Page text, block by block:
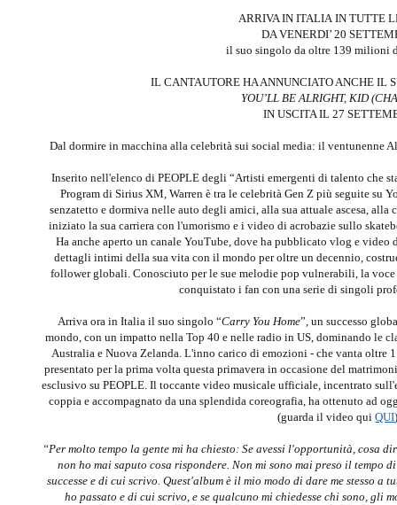
ARRIVA IN ITALIA IN TUTTE
DA VENERDI’ 20
il suo singolo da oltre 139 milioni
IL CANTAUTORE HA ANNUNCIATO ANCHE IL
YOU’LL BE ALRIGHT, KID
IN USCITA IL 27
Dal dormire in macchina alla celebrità sui social media: il ventunenne
Inserito nell'elenco di PEOPLE degli “Artisti emergenti di talento che
Program di Sirius XM, Warren è tra le celebrità Gen Z più seguite su
senzatetto e dormiva nelle auto degli amici, alla sua attuale ascesa,
iniziato la sua carriera con l'umorismo e i video di acrobazie sullo
Ha anche aperto un canale YouTube, dove ha pubblicato vlog e
dettagli intimi della sua vita con il mondo per oltre un decennio,
follower globali. Conosciuto per le sue melodie pop vulnerabili, la voce
conquistato i fan con una serie di singoli
Arriva ora in Italia il suo singolo “Carry You Home”, un successo
mondo, con un impatto nella Top 40 e nelle radio in US, dominando le
Australia e Nuova Zelanda. L'inno carico di emozioni - che vanta oltre
presentato per la prima volta questa primavera in occasione del
esclusivo su PEOPLE. Il toccante video musicale ufficiale, incentrato
coppia e accompagnato da una splendida coreografia, ha ottenuto ad
(guarda il video quiQUI
“Per molto tempo la gente mi ha chiesto: Se avessi l'opportunità, cosa
non ho mai saputo cosa rispondere. Non mi sono mai preso il tempo
successe e di cui scrivo. Quest'album è il mio modo di dare me stesso a
ho passato e di cui scrivo, e se qualcuno mi chiedesse chi sono, gli